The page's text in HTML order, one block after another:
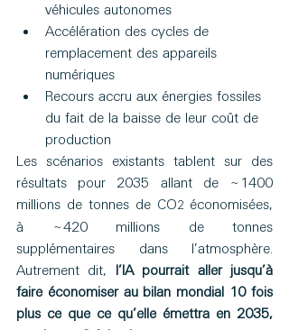
véhicules autonomes
Accélération des cycles de
remplacement des appareils
numériques
Recours accru aux énergies fossiles
du fait de la baisse de leur coût de
production
Les scénarios existants tablent sur des
résultats pour 2035 allant de ~1400
millions de tonnes de CO2 économisées,
à ~420 millions de tonnes
supplémentaires dans l’atmosphère.
Autrement dit, l’IA pourrait aller jusqu’à
faire économiser au bilan mondial 10 fois
plus ce que ce qu’elle émettra en 2035,